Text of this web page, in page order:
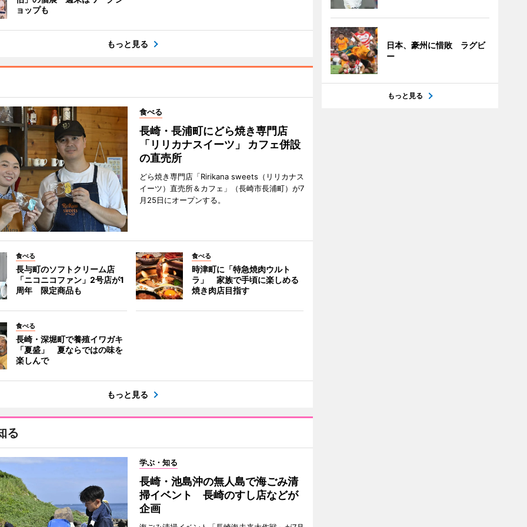
ョップも
もっと見る
食べる
長崎・長浦町にどら焼き専門店
「リリカナスイーツ」 カフェ併設
の直売所
どら焼き専門店「Ririkana sweets（リリカナス
イーツ）直売所＆カフェ」（長崎市長浦町）が7
月25日にオープンする。
食べる
長与町のソフトクリーム店
「ニコニコファン」2号店が1
周年 限定商品も
食べる
時津町に「特急焼肉ウルト
ラ」 家族で手頃に楽しめる
焼き肉店目指す
食べる
長崎・深堀町で養殖イワガキ
「夏盛」 夏ならではの味を
楽しんで
もっと見る
る
学ぶ・知る
長崎・池島沖の無人島で海ごみ清
掃イベント 長崎のすし店などが
企画
日本、豪州に惜敗 ラグビ
ー
もっと見る